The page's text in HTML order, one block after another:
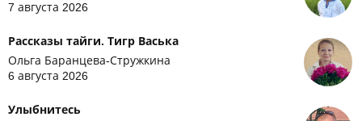
7 августа 2026
Рассказы тайги. Тигр Васька
Ольга Баранцева-Стружкина
6 августа 2026
Улыбнитесь